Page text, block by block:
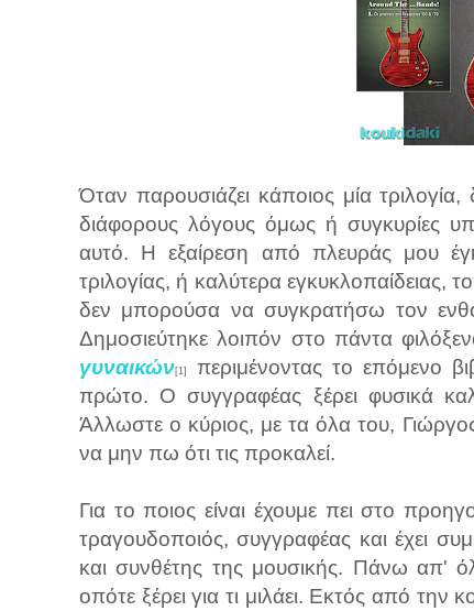
Όταν παρουσιάζει κάποιος μία τριλογία,
διάφορους λόγους όμως ή συγκυρίες
αυτό. Η εξαίρεση από πλευράς μου
τριλογίας, ή καλύτερα εγκυκλοπαίδειας,
δεν μπορούσα να συγκρατήσω τον
Δημοσιεύτηκε λοιπόν στο πάντα
γυναικών[1]
περιμένοντας το επόμενο
πρώτο. Ο συγγραφέας ξέρει φυσικά
Άλλωστε ο κύριος, με τα όλα του,
να μην πω ότι τις προκαλεί.
Για το ποιος είναι έχουμε πει στο
τραγουδοποιός, συγγραφέας και έχει
και συνθέτης της μουσικής. Πάνω απ'
οπότε ξέρει για τι μιλάει. Εκτός από την